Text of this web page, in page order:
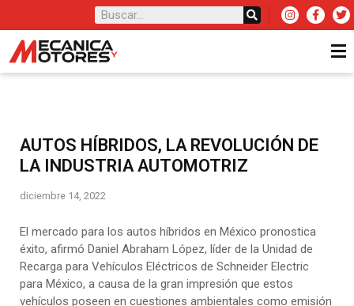
AUTOS HÍBRIDOS, LA REVOLUCIÓN DE
LA INDUSTRIA AUTOMOTRIZ
diciembre 14, 2022
El mercado para los autos híbridos en México pronostica
éxito, afirmó Daniel Abraham López, líder de la Unidad de
Recarga para Vehículos Eléctricos de Schneider Electric
para México, a causa de la gran impresión que estos
vehículos poseen en cuestiones ambientales como emisión